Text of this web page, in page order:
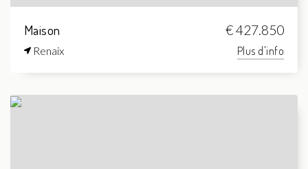
Maison € 427.850
Renaix Plus d'info